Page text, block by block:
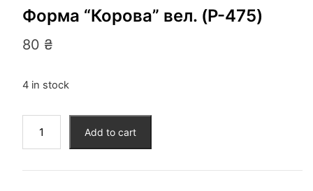
Форма “Корова” вел. (P-475)
80 ₴
4 in stock
"Корова"
(P-
Add to cart